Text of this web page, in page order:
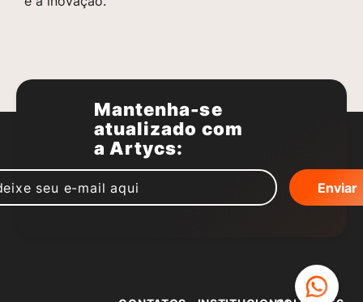
Mantenha-se
atualizado com
a Artycs: